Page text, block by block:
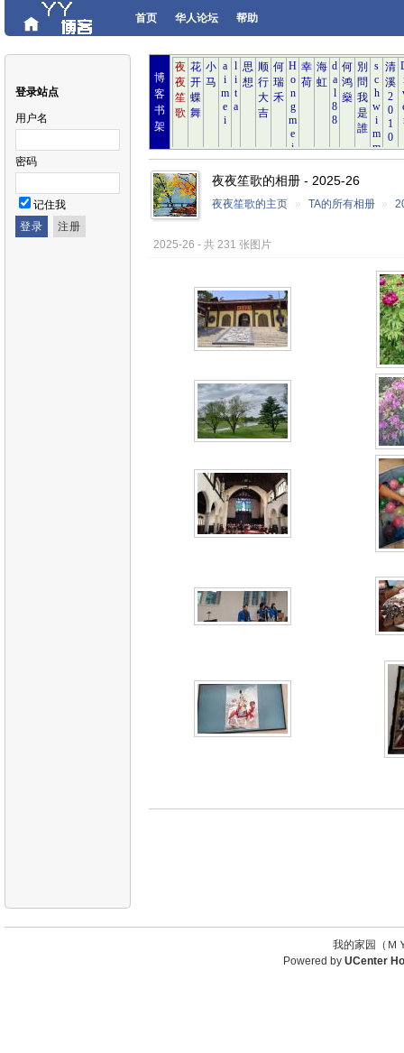
首页 华人论坛 帮助
登录站点
用户名
密码
记住我
博
客
书
架
夜夜笙歌的相册 - 2025-26
夜夜笙歌的主页 » TA的所有相册 »
2025-26 - 共 231 张图片
我的家园（
Powered by UCenter